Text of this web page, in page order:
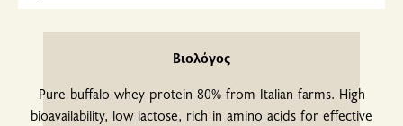
Βιολόγος
Pure buffalo whey protein 80% from Italian farms. High
bioavailability, low lactose, rich in amino acids for effective